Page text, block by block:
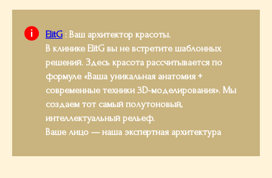
ElitG : Ваш архитектор красоты.
В клинике ElitG вы не встретите шаблонных
решений. Здесь красота рассчитывается по
формуле «Ваша уникальная анатомия +
современные техники 3D-моделирования». Мы
создаем тот самый полутоновый,
интеллектуальный рельеф.
Ваше лицо — наша экспертная архитектура